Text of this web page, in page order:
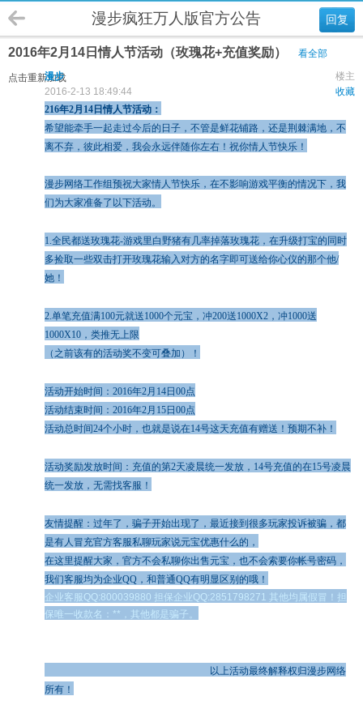
回复
漫步疯狂万人版官方公告
2016年2月14日情人节活动（玫瑰花+充值奖励） 看全部
点击重新加载 楼主
漫步
收藏
2016-2-13 18:49:44
216年2月14日情人节活动：
希望能牵手一起走过今后的日子，不管是鲜花铺路，还是荆棘满地，不
离不弃，彼此相爱，我会永远伴随你左右！祝你情人节快乐！
漫步网络工作组预祝大家情人节快乐，在不影响游戏平衡的情况下，我
们为大家准备了以下活动。
1.全民都送玫瑰花-游戏里白野猪有几率掉落玫瑰花，在升级打宝的同时
多捡取一些双击打开玫瑰花输入对方的名字即可送给你心仪的那个他/
她！
2.单笔充值满100元就送1000个元宝，冲200送1000X2，冲1000送
1000X10，类推无上限
（之前该有的活动奖不变可叠加）！
活动开始时间：2016年2月14日00点
活动结束时间：2016年2月15日00点
活动总时间24个小时，也就是说在14号这天充值有赠送！预期不补！
活动奖励发放时间：充值的第2天凌晨统一发放，14号充值的在15号凌晨
统一发放，无需找客服！
友情提醒：过年了，骗子开始出现了，最近接到很多玩家投诉被骗，都
是有人冒充官方客服私聊玩家说元宝优惠什么的，
在这里提醒大家，官方不会私聊你出售元宝，也不会索要你帐号密码，
我们客服均为企业QQ，和普通QQ有明显区别的哦！
企业客服QQ:800039880 担保企业QQ:2851798271 其他均属假冒！担
保唯一收款名：**，其他都是骗子。
以上活动最终解释权归漫步网络
所有！